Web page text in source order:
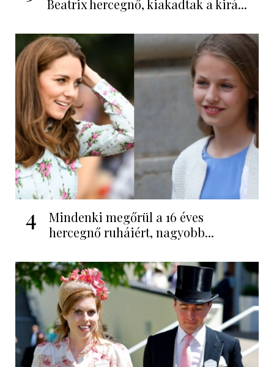
Beatrix hercegnő, kiakadtak a kirá...
4
Mindenki megőrül a 16 éves
hercegnő ruháiért, nagyobb...